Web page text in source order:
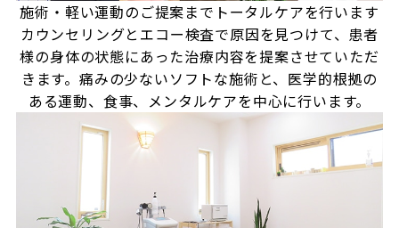
施術・軽い運動のご提案まで トータルケアを行います
カウンセリングとエコー検査で原因を見つけて、患者
様の身体の状態にあった治療内容を提案させていただ
きます。痛みの少ないソフトな施術と、医学的根拠の
ある運動、食事、メンタルケアを中心に行います。